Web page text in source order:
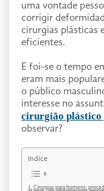
uma vontade
corrigir
cirurgias plásticas
eficientes.
E foi-se o tempo
eram mais
o público
interesse no
cirurgião plástico
observar?
Indice
Cirurgias para homens: